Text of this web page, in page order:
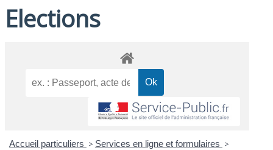
Elections
Accueil particuliers > Services en ligne et formulaires >